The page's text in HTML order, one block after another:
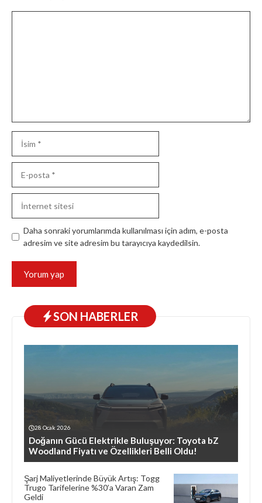
posta
sitesi
Daha sonraki yorumlarımda kullanılması için adım, e-posta
adresim ve site adresim bu tarayıcıya kaydedilsin.
SON HABERLER
28 Ocak 2026
Doğanın Gücü Elektrikle Buluşuyor: Toyota bZ
Woodland Fiyatı ve Özellikleri Belli Oldu!
Şarj Maliyetlerinde Büyük Artış: Togg
Trugo Tarifelerine %30’a Varan Zam
Geldi